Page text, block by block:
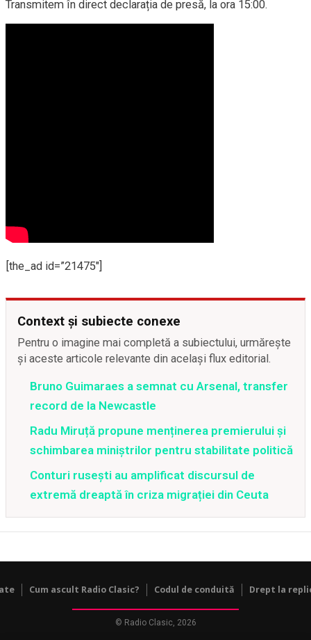
Transmitem în direct declarația de presă, la ora 15:00.
[the_ad id=”21475″]
Context și subiecte conexe
Pentru o imagine mai completă a subiectului, urmărește
și aceste articole relevante din același flux editorial.
Bruno Guimaraes a semnat cu Arsenal, transfer
record de la Newcastle
Radu Miruță propune menținerea premierului și
schimbarea miniștrilor pentru stabilitate politică
Conturi rusești au amplificat discursul de
extremă dreaptă în criza migrației din Ceuta
Cum ascult Radio Clasic? Codul de conduită Drept la
© Radio Clasic, 2026